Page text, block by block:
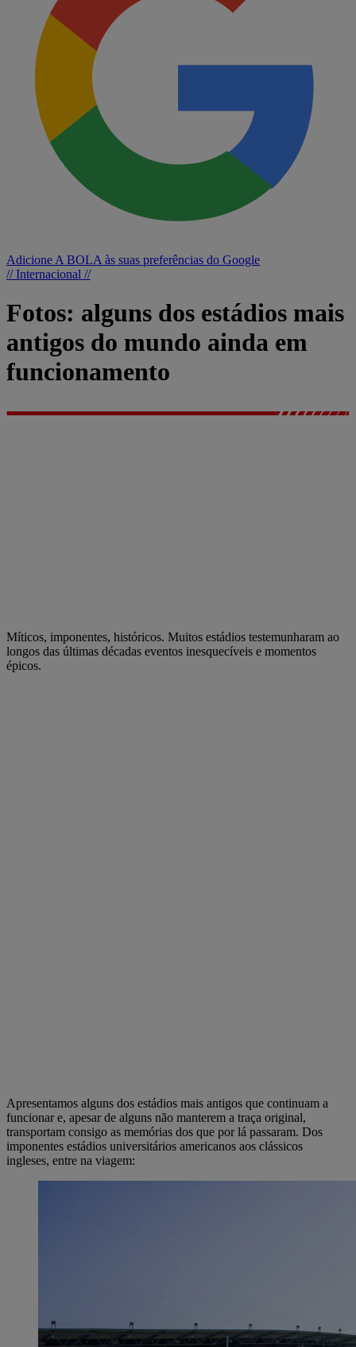
Adicione A BOLA às suas preferências do Google
// Internacional //
Fotos: alguns dos estádios mais
antigos do mundo ainda em
funcionamento
Míticos, imponentes, históricos. Muitos estádios testemunharam ao
longos das últimas décadas eventos inesquecíveis e momentos
épicos.
Apresentamos alguns dos estádios mais antigos que continuam a
funcionar e, apesar de alguns não manterem a traça original,
transportam consigo as memórias dos que por lá passaram. Dos
imponentes estádios universitários americanos aos clássicos
ingleses, entre na viagem: